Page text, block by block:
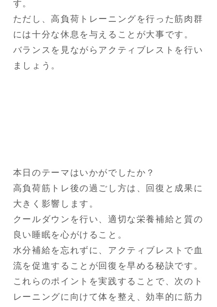
す。
ただし、高負荷トレーニングを行った筋肉群
には十分な休息を与えることが大事です。
バランスを見ながらアクティブレストを行い
ましょう。
本日のテーマはいかがでしたか？
高負荷筋トレ後の過ごし方は、回復と成果に
大きく影響します。
クールダウンを行い、適切な栄養補給と質の
良い睡眠を心がけること。
水分補給を忘れずに、アクティブレストで血
流を促進することが回復を早める秘訣です。
これらのポイントを実践することで、次のト
レーニングに向けて体を整え、効率的に筋力